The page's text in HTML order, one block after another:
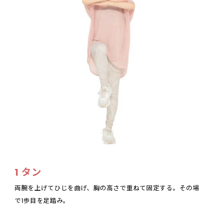
1 タン
両腕を上げてひじを曲げ、胸の高さで重ねて固定する。その場
で1歩目を足踏み。